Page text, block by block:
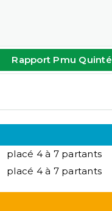
Rapport Pmu Quinté
placé 4 à 7 partants
placé 4 à 7 partants